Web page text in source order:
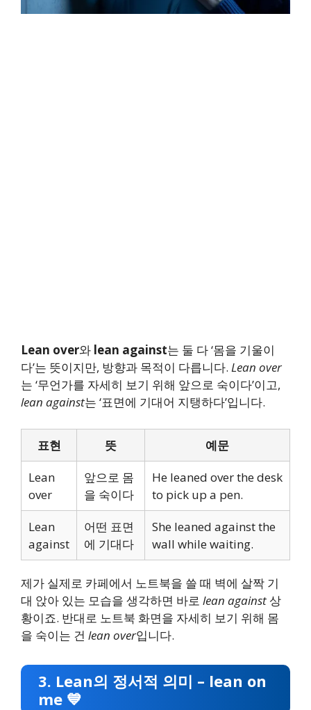
Lean over와 lean against는 둘 다 ‘몸을 기울이
다’는 뜻이지만, 방향과 목적이 다릅니다. Lean over
는 ‘무언가를 자세히 보기 위해 앞으로 숙이다’이고,
lean against는 ‘표면에 기대어 지탱하다’입니다.
표현 뜻
예문
Lean
over
앞으로 몸
을 숙이다
He leaned over the desk
to pick up a pen.
Lean
against
어떤 표면
에 기대다
She leaned against the
wall while waiting.
제가 실제로 카페에서 노트북을 쓸 때 벽에 살짝 기
대 앉아 있는 모습을 생각하면 바로 lean against 상
황이죠. 반대로 노트북 화면을 자세히 보기 위해 몸
을 숙이는 건 lean over입니다.
3. Lean의 정서적 의미 – lean on
me 💙